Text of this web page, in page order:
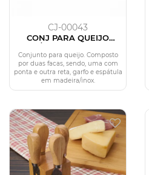
CJ-00043
CONJ PARA QUEIJO
INOX/MADEIRA - 4 PÇS -
COM CAIXA
Conjunto para queijo. Composto
por duas facas, sendo, uma com
ponta e outra reta, garfo e espátula
em madeira/inox.